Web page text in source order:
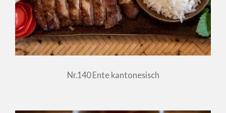
Nr.140 Ente kantonesisch